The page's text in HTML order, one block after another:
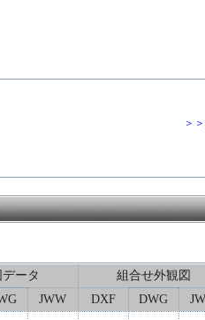
＞
ータ 組合せ外観図
JWW DXF DWG